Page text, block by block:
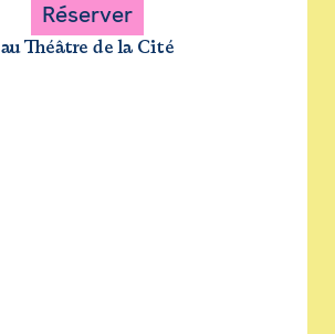
Réserver
au Théâtre de la Cité